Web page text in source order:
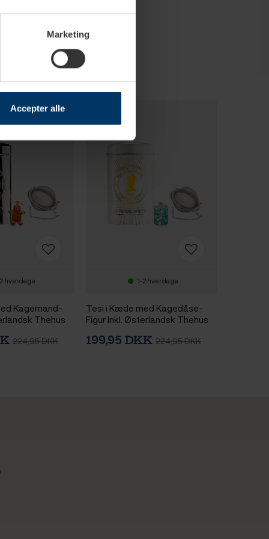
Marketing
Accepter alle
hverdage
Kagemand-
Thehus
224,95 DKK
1-2 hverdage
Tesi i Kæde med Kagedåse-
Figur Inkl. Østerlandsk Thehus
199,95 DKK 224,95 DKK